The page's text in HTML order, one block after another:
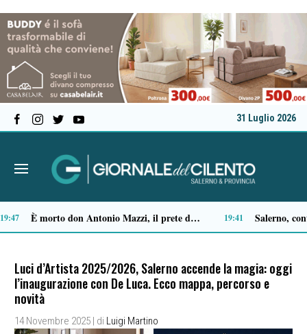
31 Luglio 2026
Ascea, Pietro D’Angiolillo: «La nuova giunta guarda al futuro, con gli occhi del passato» 13:11
Luci d’Artista 2025/2026, Salerno accende la magia: oggi
l’inaugurazione con De Luca. Ecco mappa, percorso e
novità
14 Novembre 2025 | di Luigi Martino